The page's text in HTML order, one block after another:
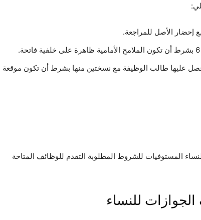
إحضار الأصل للمراجعة.
حصل عليها طالب الوظيفة مع نسختين منها بشرط أن تكون موقعة
المستوفيات للشروط المطلوبة التقدم للوظائف المتاحة
للنساء